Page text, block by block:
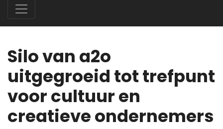
Silo van a2o
uitgegroeid tot trefpunt
voor cultuur en
creatieve ondernemers